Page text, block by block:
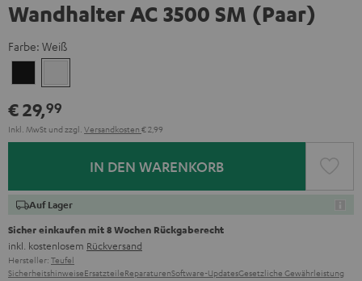
Wandhalter AC 3500 SM (Paar)
Farbe: Weiß
€ 29,99
Inkl. MwSt und zzgl. Versandkosten € 2,99
IN DEN WARENKORB
Auf Lager
Sicher einkaufen mit 8 Wochen Rückgaberecht
inkl. kostenlosem Rückversand
Hersteller: Teufel
SicherheitshinweiseErsatzteileReparaturenSoftware-UpdatesGesetzliche Gewährleistung